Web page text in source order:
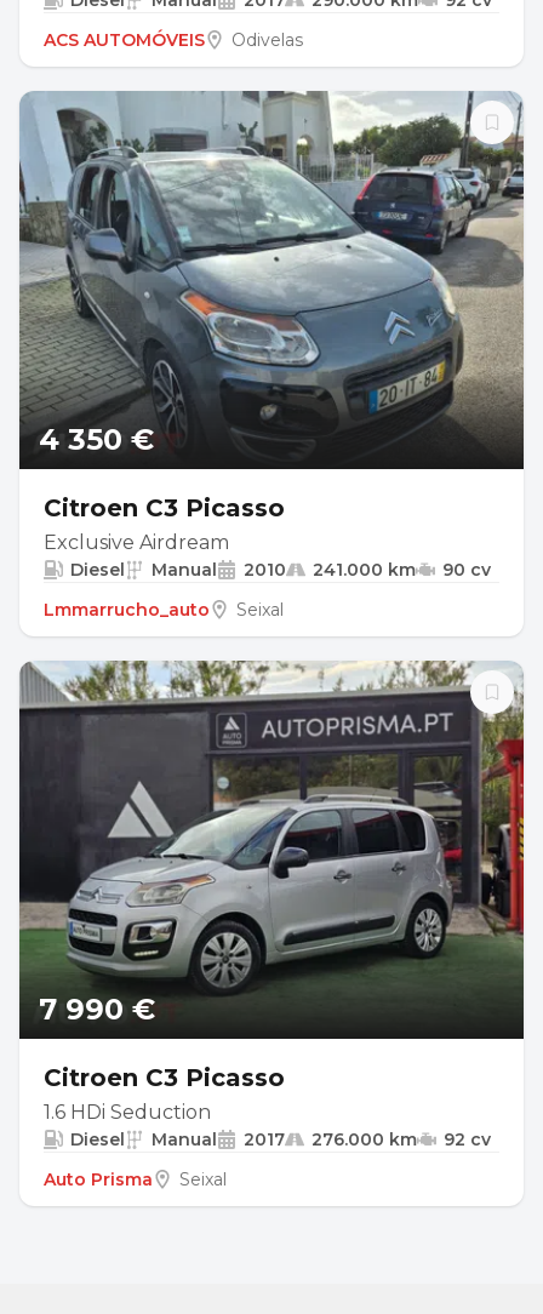
ACS AUTOMÓVEIS
Odivelas
4 350 €
Citroen C3 Picasso
Exclusive Airdream
Diesel Manual 2010 241.000 km
90 cv
Lmmarrucho_auto
Seixal
7 990 €
Citroen C3 Picasso
1.6 HDi Seduction
Diesel Manual 2017 276.000 km
92 cv
Auto Prisma
Seixal